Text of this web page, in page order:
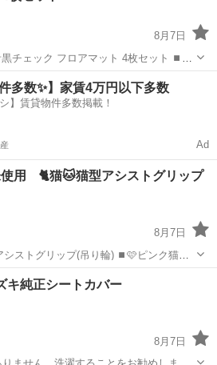
8月7日
ェック フロアマット 4枚セット ⏹️写
すが、と裏に使用感有ります。中古品
しないで下さい。値引き交渉出来ませ
インテリア フロアマット
多数✨】家賃4万円以下多数
】賃貸物件多数掲載！
Ad
用 🐈️猫🐱猫型アシストグリップ
8月7日
ップ(吊り輪) ⏹️🩷ピンク猫の
輪）です。主に車の内装を可愛く飾る
として使用されます。 ⏹️商品の特
インテリア
キ純正シートカバー
8月7日